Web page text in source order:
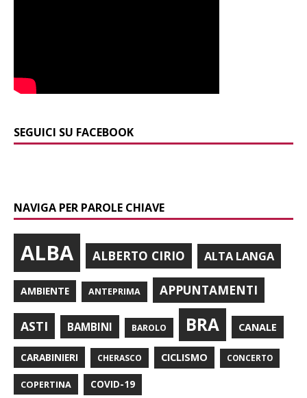
SEGUICI SU FACEBOOK
NAVIGA PER PAROLE CHIAVE
ALBA ALBERTO CIRIO ALTA LANGA
AMBIENTE ANTEPRIMA APPUNTAMENTI
ASTI BAMBINI BAROLO BRA CANALE
CARABINIERI CHERASCO CICLISMO CONCERTO
COPERTINA COVID-19